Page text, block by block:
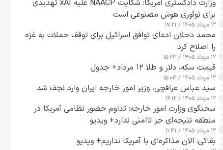
وزارت دادگستری آمریکا: شکایت NAACP علیه xAI تهدیدی
برای نوآوری هوش مصنوعی است
۱۲ مرداد ۱۴۰۵ / ۱۷:۲۱
محمد دحلان ادعای توافق اسرائیل برای توقف حملات به غزه
را اصلاح کرد
۱۲ مرداد ۱۴۰۵ / ۱۵:۲۳
قیمت سکه، دلار و طلا ۱۲ مرداد+ جدول
۱۲ مرداد ۱۴۰۵ / ۱۵:۰۴
سید عباس عراقچی، وزیر امور خارجه ایران وارد نجف شد
۱۲ مرداد ۱۴۰۵ / ۱۲:۱۲
سخنگوی وزارت امور خارجه: تداوم حضور نظامی آمریکا در
منطقه نتیجه‌ای جز ناامنی ندارد+ ویدیو
۱۲ مرداد ۱۴۰۵ / ۱۱:۴۱
بقائی: الان مذاکره‌ای با آمریکا نداریم+ ویدیو